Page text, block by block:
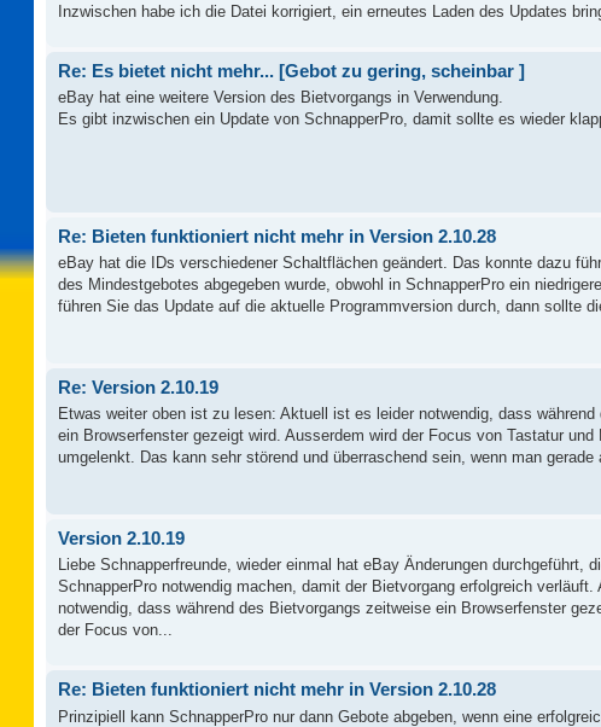
Inzwischen habe ich die Datei korrigiert, ein erneutes Laden des Updates
Re: Es bietet nicht mehr... [Gebot zu gering, scheinbar ]
eBay hat eine weitere Version des Bietvorgangs in Verwendung.
Es gibt inzwischen ein Update von SchnapperPro, damit sollte es wieder
Re: Bieten funktioniert nicht mehr in Version 2.10.28
eBay hat die IDs verschiedener Schaltflächen geändert. Das konnte dazu
des Mindestgebotes abgegeben wurde, obwohl in SchnapperPro ein
führen Sie das Update auf die aktuelle Programmversion durch, dann sollte
Re: Version 2.10.19
Etwas weiter oben ist zu lesen: Aktuell ist es leider notwendig, dass
ein Browserfenster gezeigt wird. Ausserdem wird der Focus von Tastatur
umgelenkt. Das kann sehr störend und überraschend sein, wenn man
Version 2.10.19
Liebe Schnapperfreunde, wieder einmal hat eBay Änderungen durchgeführt,
SchnapperPro notwendig machen, damit der Bietvorgang erfolgreich
notwendig, dass während des Bietvorgangs zeitweise ein Browserfenster
der Focus von...
Re: Bieten funktioniert nicht mehr in Version 2.10.28
Prinzipiell kann SchnapperPro nur dann Gebote abgeben, wenn eine